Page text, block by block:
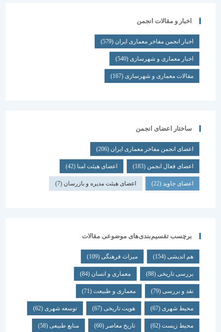
اخبار و مقالات انجمن
اخبار انجمن مفاخر معماری ایران (579)
اخبار معماری و شهرسازی(540)
مقالات معماری و شهرسازی(167)
ساختار اعضای انجمن
اعضای انجمن مفاخر معماری ایران (206)
اعضای فعال انجمن(183) اعضای هیئت امنا(42)
اعضای جاوید(22) اعضای هیئت مدیره و بازرسان(7)
برچسب تقسیم‌بندی‌های موضوعی مقالات
هم اندیشی (154) میراث فرهنگی (109)
بررسی تاریخی (88) معماری و انسان (84)
نقد و بررسی (79) معماری و طبیعت (71)
محیط شهری(67) هویت تاریخی(67) توسعه شهری(62)
محیط زیست(62) تاریخ معاصر(60) منابع طبیعی(58)